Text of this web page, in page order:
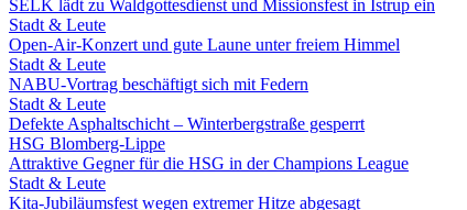
SELK lädt zu Waldgottesdienst und Missionsfest in Istrup ein
Stadt & Leute
Open-Air-Konzert und gute Laune unter freiem Himmel
Stadt & Leute
NABU-Vortrag beschäftigt sich mit Federn
Stadt & Leute
Defekte Asphaltschicht – Winterbergstraße gesperrt
HSG Blomberg-Lippe
Attraktive Gegner für die HSG in der Champions League
Stadt & Leute
Kita-Jubiläumsfest wegen extremer Hitze abgesagt